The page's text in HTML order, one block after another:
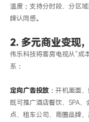
温度；支持分时段、分区
牌认同感。
2. 多元商业变现
伟乐科技将客房电视从 “成
系：
定向广告投放 ：开机画面
既可推广酒店餐饮、 SPA
点、租车公司、商圈品牌